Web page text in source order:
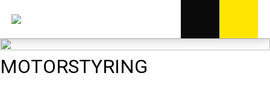
MOTORSTYRING